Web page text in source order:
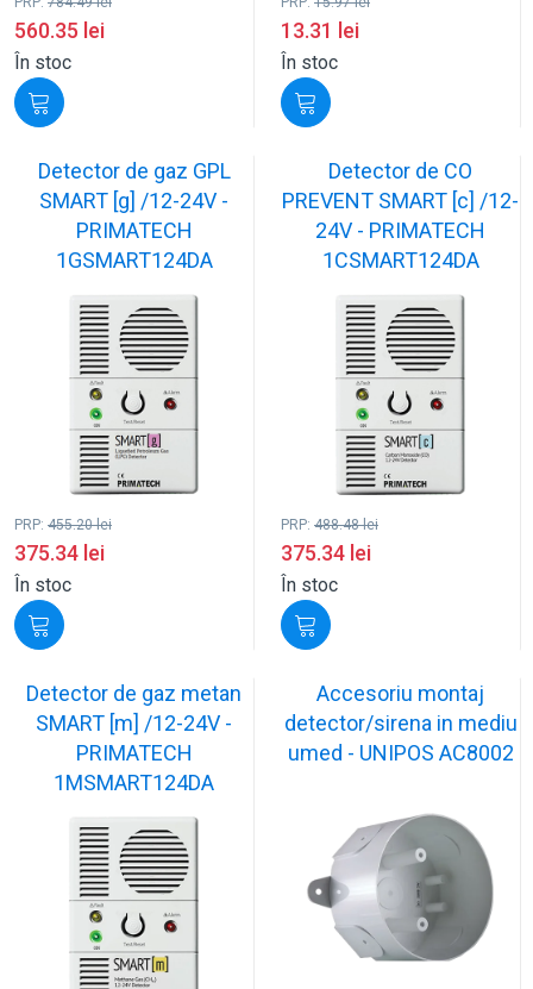
560.35 lei
În stoc
13.31 lei
În stoc
Detector de gaz GPL
SMART [g] /12-24V -
PRIMATECH
1GSMART124DA
PRP: 455.20lei
375.34 lei
În stoc
Detector de CO
PREVENT SMART [c] /12-
24V - PRIMATECH
1CSMART124DA
PRP: 488.48lei
375.34 lei
În stoc
Detector de gaz metan
SMART [m] /12-24V -
PRIMATECH
1MSMART124DA
Accesoriu montaj
detector/sirena in mediu
umed - UNIPOS AC8002